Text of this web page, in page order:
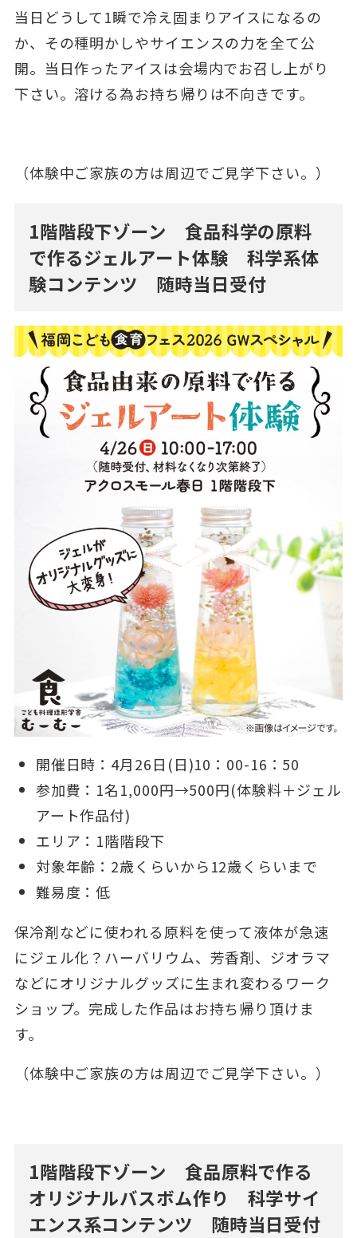
当日どうして1瞬で冷え固まりアイスになるの
か、その種明かしやサイエンスの力を全て公
開。当日作ったアイスは会場内でお召し上がり
下さい。溶ける為お持ち帰りは不向きです。
（体験中ご家族の方は周辺でご見学下さい。）
1階階段下ゾーン 食品科学の原料
で作るジェルアート体験 科学系体
験コンテンツ 随時当日受付
開催日時：4月26日(日)10：00-16：50
参加費：1名1,000円→500円(体験料＋ジェル
アート作品付)
エリア：1階階段下
対象年齢：2歳くらいから12歳くらいまで
難易度：低
保冷剤などに使われる原料を使って液体が急速
にジェル化？ハーバリウム、芳香剤、ジオラマ
などにオリジナルグッズに生まれ変わるワーク
ショップ。完成した作品はお持ち帰り頂けま
す。
（体験中ご家族の方は周辺でご見学下さい。）
1階階段下ゾーン 食品原料で作る
オリジナルバスボム作り 科学サイ
エンス系コンテンツ 随時当日受付